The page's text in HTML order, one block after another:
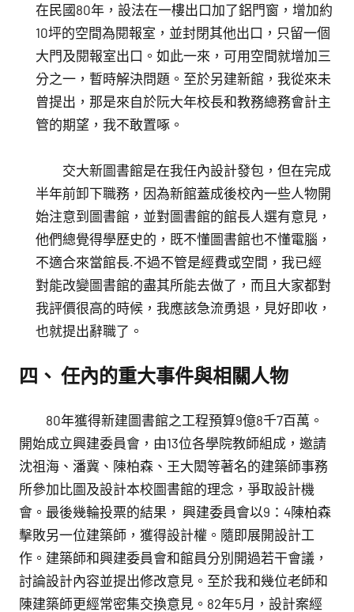
在民國80年，設法在一樓出口加了鋁門窗，增加約
10坪的空間為閱報室，並封閉其他出口，只留一個
大門及閱報室出口。如此一來，可用空間就增加三
分之一，暫時解決問題。至於另建新館，我從來未
曾提出，那是來自於阮大年校長和教務總務會計主
管的期望，我不敢置啄。
交大新圖書館是在我任內設計發包，但在完成
半年前卸下職務，因為新館蓋成後校內一些人物開
始注意到圖書館，並對圖書館的館長人選有意見，
他們總覺得學歷史的，既不懂圖書館也不懂電腦，
不適合來當館長.不過不管是經費或空間，我已經
對能改變圖書館的盡其所能去做了，而且大家都對
我評價很高的時候，我應該急流勇退，見好即收，
也就提出辭職了。
四、 任內的重大事件與相關人物
80年獲得新建圖書館之工程預算9億8千7百萬。
開始成立興建委員會，由13位各學院教師組成，邀請
沈祖海、潘冀、陳柏森、王大閎等著名的建築師事務
所參加比圖及設計本校圖書館的理念，爭取設計機
會。最後幾輪投票的結果， 興建委員會以9：4陳柏森
擊敗另一位建築師，獲得設計權。隨即展開設計工
作。建築師和興建委員會和館員分別開過若干會議，
討論設計內容並提出修改意見。至於我和幾位老師和
陳建築師更經常密集交換意見。82年5月，設計案經